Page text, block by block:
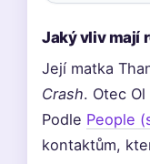
Jaký vliv mají
Její matka
Crash. Otec
Podle People
kontaktům,